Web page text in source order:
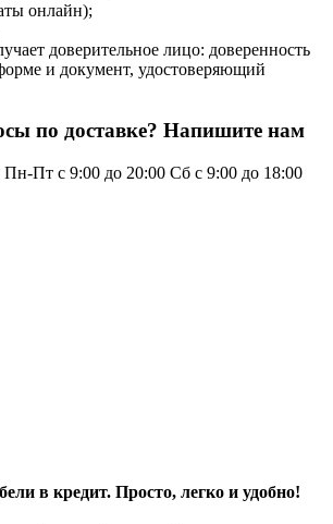
онлайн);
доверительное лицо: доверенность
и документ, удостоверяющий
по доставке? Напишите нам
Пн-Пт с 9:00 до 20:00 Сб с 9:00 до 18:00
в кредит. Просто, легко и удобно!